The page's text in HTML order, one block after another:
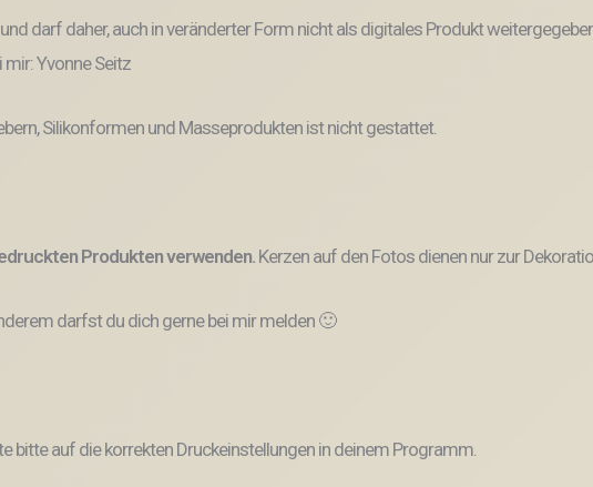
darf daher, auch in veränderter Form nicht als digitales Produkt
Yvonne Seitz
Silikonformen und Masseprodukten ist nicht gestattet.
Produkten verwenden. Kerzen auf den Fotos dienen nur zur
darfst du dich gerne bei mir melden 🙂
bitte auf die korrekten Druckeinstellungen in deinem Programm.